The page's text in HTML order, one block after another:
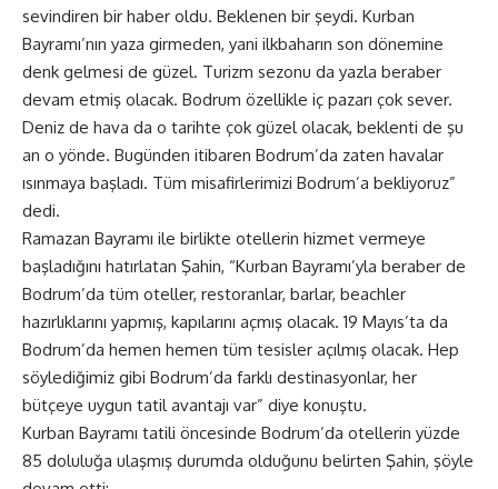
sevindiren bir haber oldu. Beklenen bir şeydi. Kurban
Bayramı’nın yaza girmeden, yani ilkbaharın son dönemine
denk gelmesi de güzel. Turizm sezonu da yazla beraber
devam etmiş olacak. Bodrum özellikle iç pazarı çok sever.
Deniz de hava da o tarihte çok güzel olacak, beklenti de şu
an o yönde. Bugünden itibaren Bodrum’da zaten havalar
ısınmaya başladı. Tüm misafirlerimizi Bodrum’a bekliyoruz”
dedi.
Ramazan Bayramı ile birlikte otellerin hizmet vermeye
başladığını hatırlatan Şahin, “Kurban Bayramı’yla beraber de
Bodrum’da tüm oteller, restoranlar, barlar, beachler
hazırlıklarını yapmış, kapılarını açmış olacak. 19 Mayıs’ta da
Bodrum’da hemen hemen tüm tesisler açılmış olacak. Hep
söylediğimiz gibi Bodrum’da farklı destinasyonlar, her
bütçeye uygun tatil avantajı var” diye konuştu.
Kurban Bayramı tatili öncesinde Bodrum’da otellerin yüzde
85 doluluğa ulaşmış durumda olduğunu belirten Şahin, şöyle